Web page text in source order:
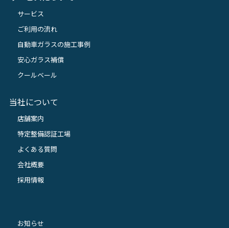
サービス
ご利用の流れ
自動車ガラスの施工事例
安心ガラス補償
クールベール
当社について
店舗案内
特定整備認証工場
よくある質問
会社概要
採用情報
お知らせ